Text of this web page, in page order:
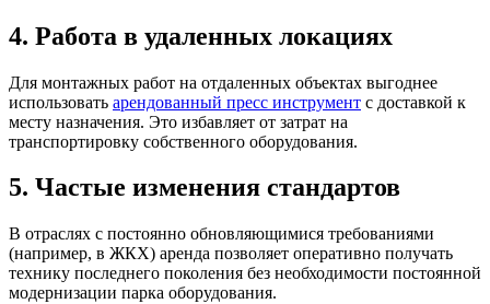
4. Работа в удаленных локациях
Для монтажных работ на отдаленных объектах выгоднее
использовать арендованный пресс инструмент с доставкой к
месту назначения. Это избавляет от затрат на
транспортировку собственного оборудования.
5. Частые изменения стандартов
В отраслях с постоянно обновляющимися требованиями
(например, в ЖКХ) аренда позволяет оперативно получать
технику последнего поколения без необходимости постоянной
модернизации парка оборудования.